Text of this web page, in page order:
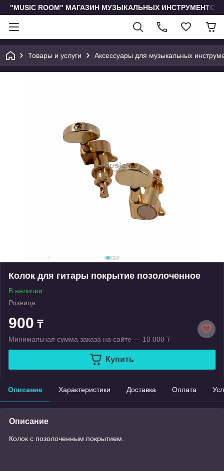
"MUSIC ROOM" МАГАЗИН МУЗЫКАЛЬНЫХ
Товары и услуги Аксессуары для музыкальных
Колок для гитары покрытие позолоченное
В наличии
Розница
900 ₸
Минимальная сумма заказа на сайте — 10 000 ₸
Купить
Описание Характеристики Доставка Оплата
Описание
Колок с позолоченным покрытием.